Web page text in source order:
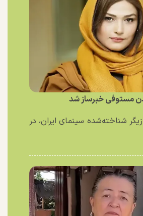
مستوفی خبرساز شد
شناخته‌شده سینمای ایران، در